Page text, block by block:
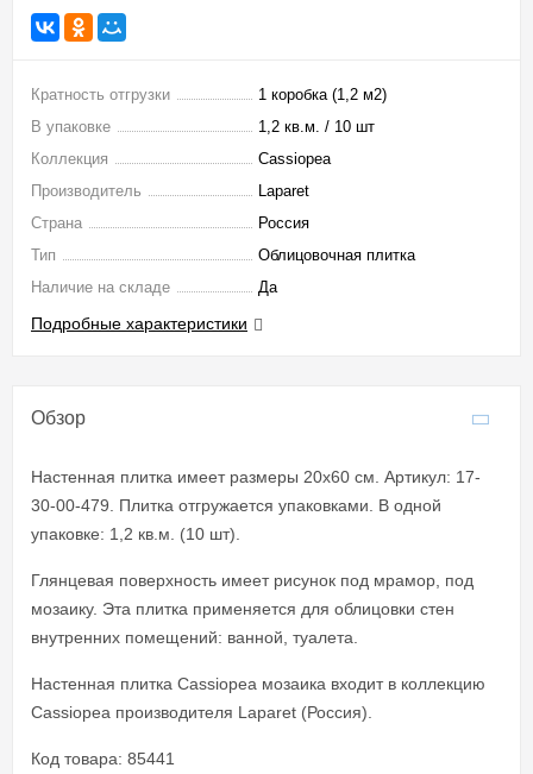
Кратность отгрузки
1 коробка (1,2 м2)
В упаковке
1,2 кв.м. / 10 шт
Коллекция
Cassiopea
Производитель
Laparet
Страна
Россия
Тип
Облицовочная плитка
Наличие на складе
Да
Подробные характеристики
Обзор
Настенная плитка имеет размеры 20x60 см. Артикул: 17-
30-00-479. Плитка отгружается упаковками. В одной
упаковке: 1,2 кв.м. (10 шт).
Глянцевая поверхность имеет рисунок под мрамор, под
мозаику. Эта плитка применяется для облицовки стен
внутренних помещений: ванной, туалета.
Настенная плитка Cassiopea мозаика входит в коллекцию
Cassiopea производителя Laparet (Россия).
Код товара: 85441